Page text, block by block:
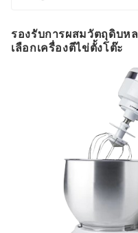
รองรับการผสมวัตถุดิบ
เลือกเครื่องตีไข่ตั้งโต๊ะ